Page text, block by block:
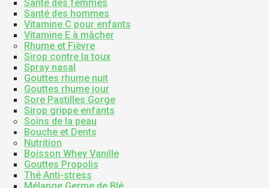
Santé des femmes
Santé des hommes
Vitamine C pour enfants
Vitamine E à mâcher
Rhume et Fièvre
Sirop contre la toux
Spray nasal
Gouttes rhume nuit
Gouttes rhume jour
Sore Pastilles Gorge
Sirop grippe enfants
Soins de la peau
Bouche et Dents
Nutrition
Boisson Whey Vanille
Gouttes Propolis
Thé Anti-stress